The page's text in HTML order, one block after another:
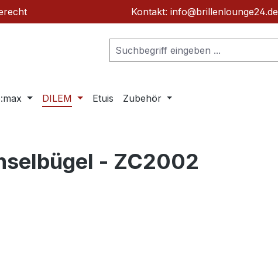
Kontakt: info@brillenlounge24.de
DILEM Etuis Zubehör
- ZC2002